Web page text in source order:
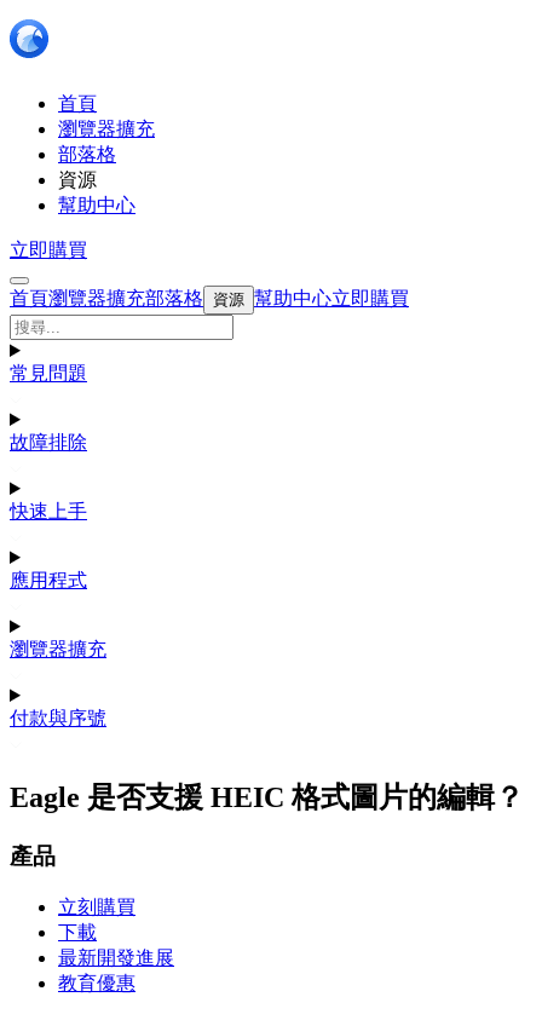
首頁
瀏覽器擴充
部落格
資源
幫助中心
立即購買
首頁瀏覽器擴充部落格 資源 幫助中心立即購買
常見問題
故障排除
快速上手
應用程式
瀏覽器擴充
付款與序號
Eagle 是否支援 HEIC 格式圖片的編輯？
產品
立刻購買
下載
最新開發進展
教育優惠